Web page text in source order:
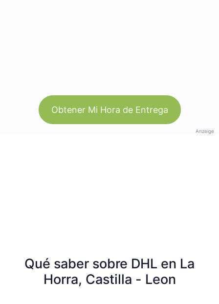
Obtener Mi Hora de Entrega
Anzeige
Qué saber sobre DHL en La
Horra, Castilla - Leon